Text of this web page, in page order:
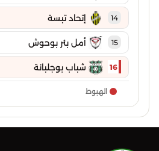
14 إتحاد تبسة
15 أمل بئر بوحوش
16 شباب بوجلبانة
الهبوط